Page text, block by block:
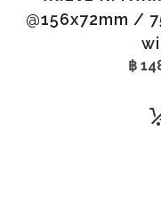
@156x72mm /
฿